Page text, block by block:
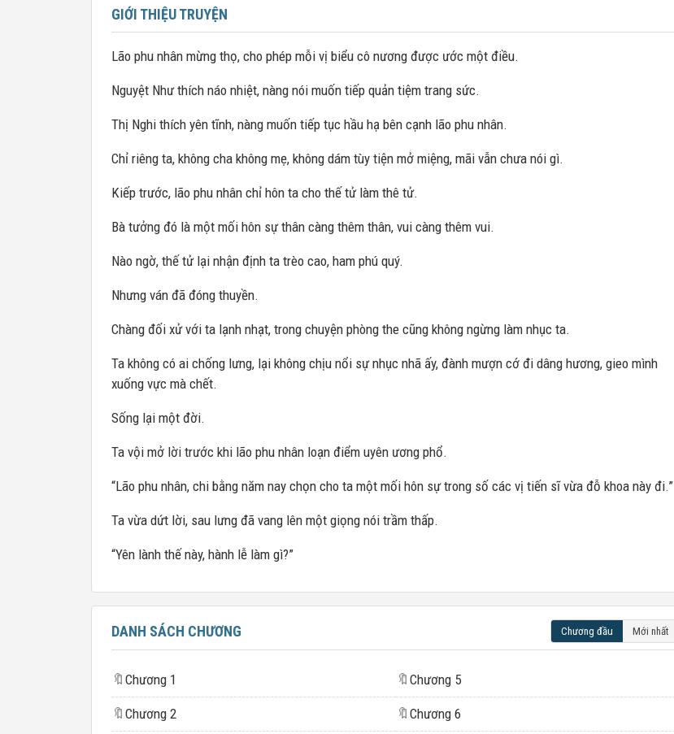
GIỚI THIỆU TRUYỆN
Lão phu nhân mừng thọ, cho phép mỗi vị biểu cô nương được ước một điều.
Nguyệt Như thích náo nhiệt, nàng nói muốn tiếp quản tiệm trang sức.
Thị Nghi thích yên tĩnh, nàng muốn tiếp tục hầu hạ bên cạnh lão phu nhân.
Chỉ riêng ta, không cha không mẹ, không dám tùy tiện mở miệng, mãi vẫn chưa nói gì.
Kiếp trước, lão phu nhân chỉ hôn ta cho thế tử làm thê tử.
Bà tưởng đó là một mối hôn sự thân càng thêm thân, vui càng thêm vui.
Nào ngờ, thế tử lại nhận định ta trèo cao, ham phú quý.
Nhưng ván đã đóng thuyền.
Chàng đối xử với ta lạnh nhạt, trong chuyện phòng the cũng không ngừng làm nhục ta.
Ta không có ai chống lưng, lại không chịu nổi sự nhục nhã ấy, đành mượn cớ đi dâng hương, gieo mình
xuống vực mà chết.
Sống lại một đời.
Ta vội mở lời trước khi lão phu nhân loạn điểm uyên ương phổ.
“Lão phu nhân, chi bằng năm nay chọn cho ta một mối hôn sự trong số các vị tiến sĩ vừa đỗ khoa này đi.”
Ta vừa dứt lời, sau lưng đã vang lên một giọng nói trầm thấp.
“Yên lành thế này, hành lễ làm gì?”
DANH SÁCH CHƯƠNG Chương đầu Mới nhất
🔖 Chương 1
🔖 Chương 2
🔖 Chương 5
🔖 Chương 6